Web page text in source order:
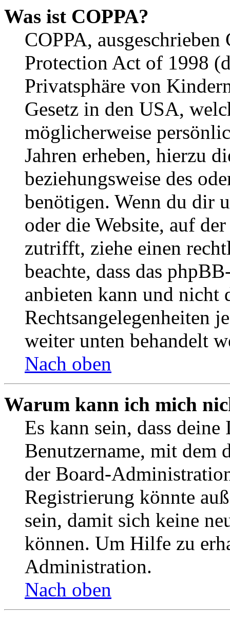
Was ist COPPA?
COPPA,
Protection Act of 1998
Privatsphäre von
Gesetz in den USA,
möglicherweise
Jahren erheben, hierzu
beziehungsweise des
benötigen. Wenn du dir
oder die Website, auf
zutrifft, ziehe einen
beachte, dass das
anbieten kann und nicht
Rechtsangelegenheiten
weiter unten behandelt
Nach oben
Warum kann ich mich
Es kann sein, dass
Benutzername, mit dem
der Board-
Registrierung könnte
sein, damit sich keine
können. Um Hilfe zu
Administration.
Nach oben